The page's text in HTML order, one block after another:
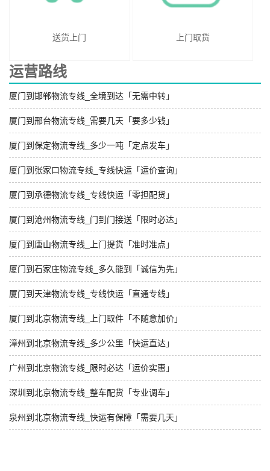
送货上门 上门取货
运营路线
厦门到邯郸物流专线_全境到达「无需中转」
厦门到邢台物流专线_需要几天「要多少钱」
厦门到保定物流专线_多少一吨「定点发车」
厦门到张家口物流专线_专线快运「运价查询」
厦门到承德物流专线_专线快运「零担配货」
厦门到沧州物流专线_门到门接送「限时必达」
厦门到唐山物流专线_上门提货「准时准点」
厦门到石家庄物流专线_多久能到「诚信为先」
厦门到天津物流专线_专线快运「直通专线」
厦门到北京物流专线_上门取件「不随意加价」
漳州到北京物流专线_多少公里「快运直达」
广州到北京物流专线_限时必达「运价实惠」
深圳到北京物流专线_整车配货「专业调车」
泉州到北京物流专线_快运有保障「需要几天」